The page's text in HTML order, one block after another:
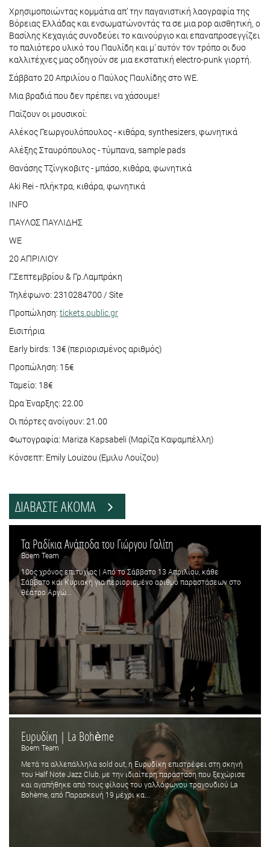
Χρησιμοποιώντας κομμάτια απ’ την παγανιστική λαογραφία της
Βόρειας Ελλάδας και ενσωματώνοντάς τα σε μια pop αισθητική, ο
Βασίλης Κεχαγιάς συνοδεύει το καινούργιο και επαναπροσεγγίζει
το παλιότερο υλικό του Παυλίδη και μ’ αυτόν τον τρόπο οι δυο
καλλιτέχνες μας οδηγούν σε μια εκστατική electro-punk γιορτή.
Σάββατο 20 Απριλίου ο Παύλος Παυλίδης στο WE.
Μια βραδιά που δεν πρέπει να χάσουμε!
Παίζουν οι μουσικοί:
Αλέκος Γεωργουλόπουλος - κιθάρα, synthesizers, φωνητικά
Αλέξης Σταυρόπουλος - τύμπανα, sample pads
Θανάσης Τζίνγκοβιτς - μπάσο, κιθάρα, φωνητικά
Aki Rei - πλήκτρα, κιθάρα, φωνητικά
INFO
ΠΑΥΛΟΣ ΠΑΥΛΙΔΗΣ
WE
20 ΑΠΡΙΛΙΟΥ
Γ.Σεπτεμβρίου & Γρ.Λαμπράκη
Τηλέφωνο: 2310284700 / Site
Προπώληση: tickets.public.gr
Εισιτήρια
Early birds: 13€ (περιορισμένος αριθμός)
Προπώληση: 15€
Ταμείο: 18€
Ώρα Έναρξης: 22.00
Οι πόρτες ανοίγουν: 21.00
Φωτογραφία: Mariza Kapsabeli (Μαρίζα Καψαμπέλλη)
Κόνσεπτ: Emily Louizou (Εμιλυ Λουίζου)
ΔΙΑΒΑΣΤΕ ΑΚΟΜΑ
Τα Ραδίκια Ανάποδα του Γιώργου Γαλίτη
Boem Team
10ος χρόνος επιτυχίας | Από το Σάββατο 13 Απριλίου, κάθε
Σάββατο και Κυριακή για περιορισμένο αριθμό παραστάσεων στο
θέατρο Αργώ...
Ευρυδίκη | La Bohème
Boem Team
Μετά τα αλλεπάλληλα sold out, η Ευρυδίκη επιστρέφει στη σκηνή
του Half Note Jazz Club, με την ιδιαίτερη παράσταση που ξεχώρισε
και αγαπήθηκε από τους φίλους του γαλλόφωνου τραγουδιού La
Bohème, από Παρασκευή 19 μέχρι κα...